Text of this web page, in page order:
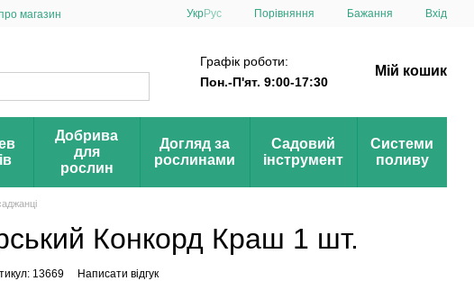
магазин
УкрРус Порівняння Бажання Вхід
Графік роботи:
Пон.-П'ят. 9:00-17:30
Мій кошик
Добрива
для
рослин
Догляд за
рослинами
Садовий
інструмент
Системи
поливу
Конкорд Краш 1 шт.
13669 Написати відгук